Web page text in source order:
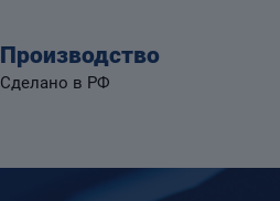
Производство
Сделано в РФ